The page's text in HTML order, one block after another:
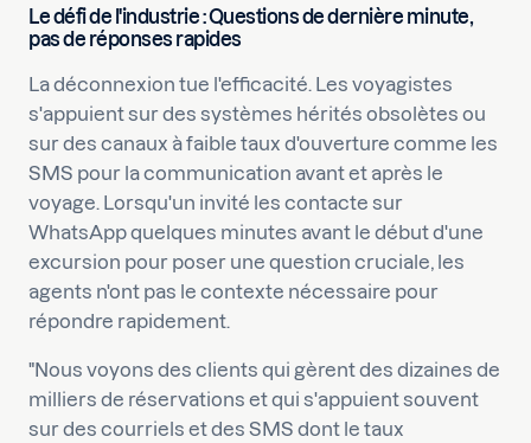
Le défi de l'industrie : Questions de dernière minute,
pas de réponses rapides
La déconnexion tue l'efficacité. Les voyagistes
s'appuient sur des systèmes hérités obsolètes ou
sur des canaux à faible taux d'ouverture comme les
SMS pour la communication avant et après le
voyage. Lorsqu'un invité les contacte sur
WhatsApp quelques minutes avant le début d'une
excursion pour poser une question cruciale, les
agents n'ont pas le contexte nécessaire pour
répondre rapidement.
"Nous voyons des clients qui gèrent des dizaines de
milliers de réservations et qui s'appuient souvent
sur des courriels et des SMS dont le taux